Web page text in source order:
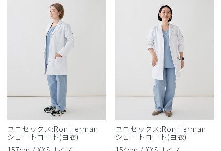
ユニセックス:Ron Herman
ショートコート(白衣)
ユニセックス:Ron Herman
ショートコート(白衣)